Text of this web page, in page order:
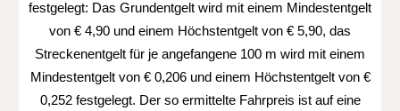
festgelegt: Das Grundentgelt wird mit einem Mindestentgelt
von € 4,90 und einem Höchstentgelt von € 5,90, das
Streckenentgelt für je angefangene 100 m wird mit einem
Mindestentgelt von € 0,206 und einem Höchstentgelt von €
0,252 festgelegt. Der so ermittelte Fahrpreis ist auf eine